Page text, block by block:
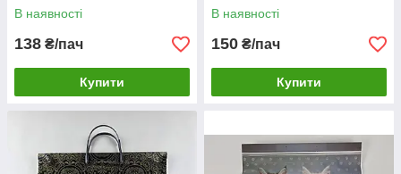
В наявності
138 ₴/пач
Купити
В наявності
150 ₴/пач
Купити